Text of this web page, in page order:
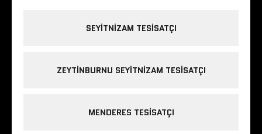
SEYITNIZAM TESISATÇI
ZEYTINBURNU SEYITNIZAM TESISATÇI
MENDERES TESISATÇI